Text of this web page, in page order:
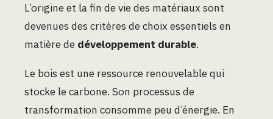
L’origine et la fin de vie des matériaux sont
devenues des critères de choix essentiels en
matière de développement durable.
Le bois est une ressource renouvelable qui
stocke le carbone. Son processus de
transformation consomme peu d’énergie. En